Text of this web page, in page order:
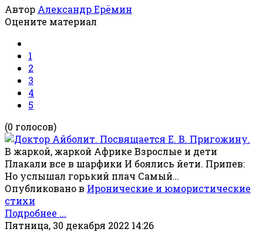
Автор Александр Ерёмин
Оцените материал
1
2
3
4
5
(0 голосов)
В жаркой, жаркой Африке Взрослые и дети
Плакали все в шарфики И боялись йети. Припев:
Но услышал горький плач Самый…
Опубликовано в Иронические и юмористические
стихи
Подробнее ...
Пятница, 30 декабря 2022 14:26